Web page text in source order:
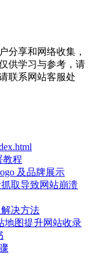
分享和网络收集，
供学习与参考，请
联系网站客服处
教程
及品牌展示
取导致网站崩溃
决方法
地图提升网站收录